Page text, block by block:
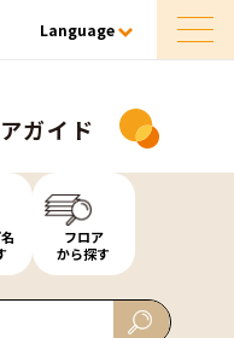
Language
ガイド
フロア
から探す